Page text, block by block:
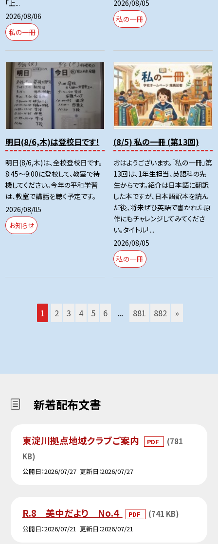
「上...
2026/08/06
私の一冊
2026/08/05
私の一冊
明日(8/6,木)は登校日です！
明日(8/6,木)は、全校登校日です。
8:45～9:00に登校して、教室で待
機してください。今年の平和学習
は、教室で講話を聴く予定です。
2026/08/05
お知らせ
(8/5) 私の一冊 (第13回)
おはようございます。「私の一冊」第
13回は、1年生担当、英語科の先
生からです。紹介は日本語に翻訳
した本ですが、日本語訳本を読ん
だ後、将来ぜひ英語で書かれた原
作にもチャレンジしてみてくださ
い。タイトル「...
2026/08/05
私の一冊
1 2 3 4 5 6 ... 881 882 »
新着配布文書
東淀川拠点地域クラブご案内 PDF
(781
KB)
公開日 2026/07/27 更新日 2026/07/27
R.8 美中だより No.４ PDF (741 KB)
公開日 2026/07/21 更新日 2026/07/21